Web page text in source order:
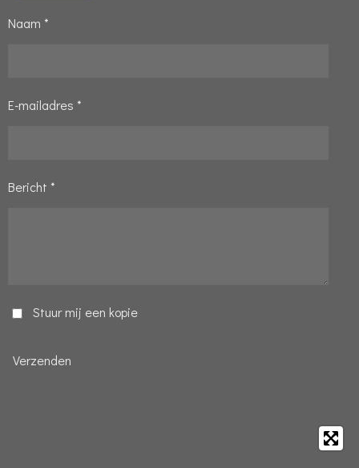
Naam *
E-mailadres *
Bericht *
Stuur mij een kopie
Verzenden